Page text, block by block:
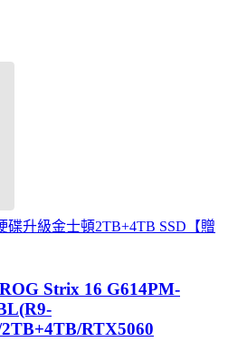
碟升級金士頓2TB+4TB SSD【贈
Strix 16 G614PM-
RTX5060